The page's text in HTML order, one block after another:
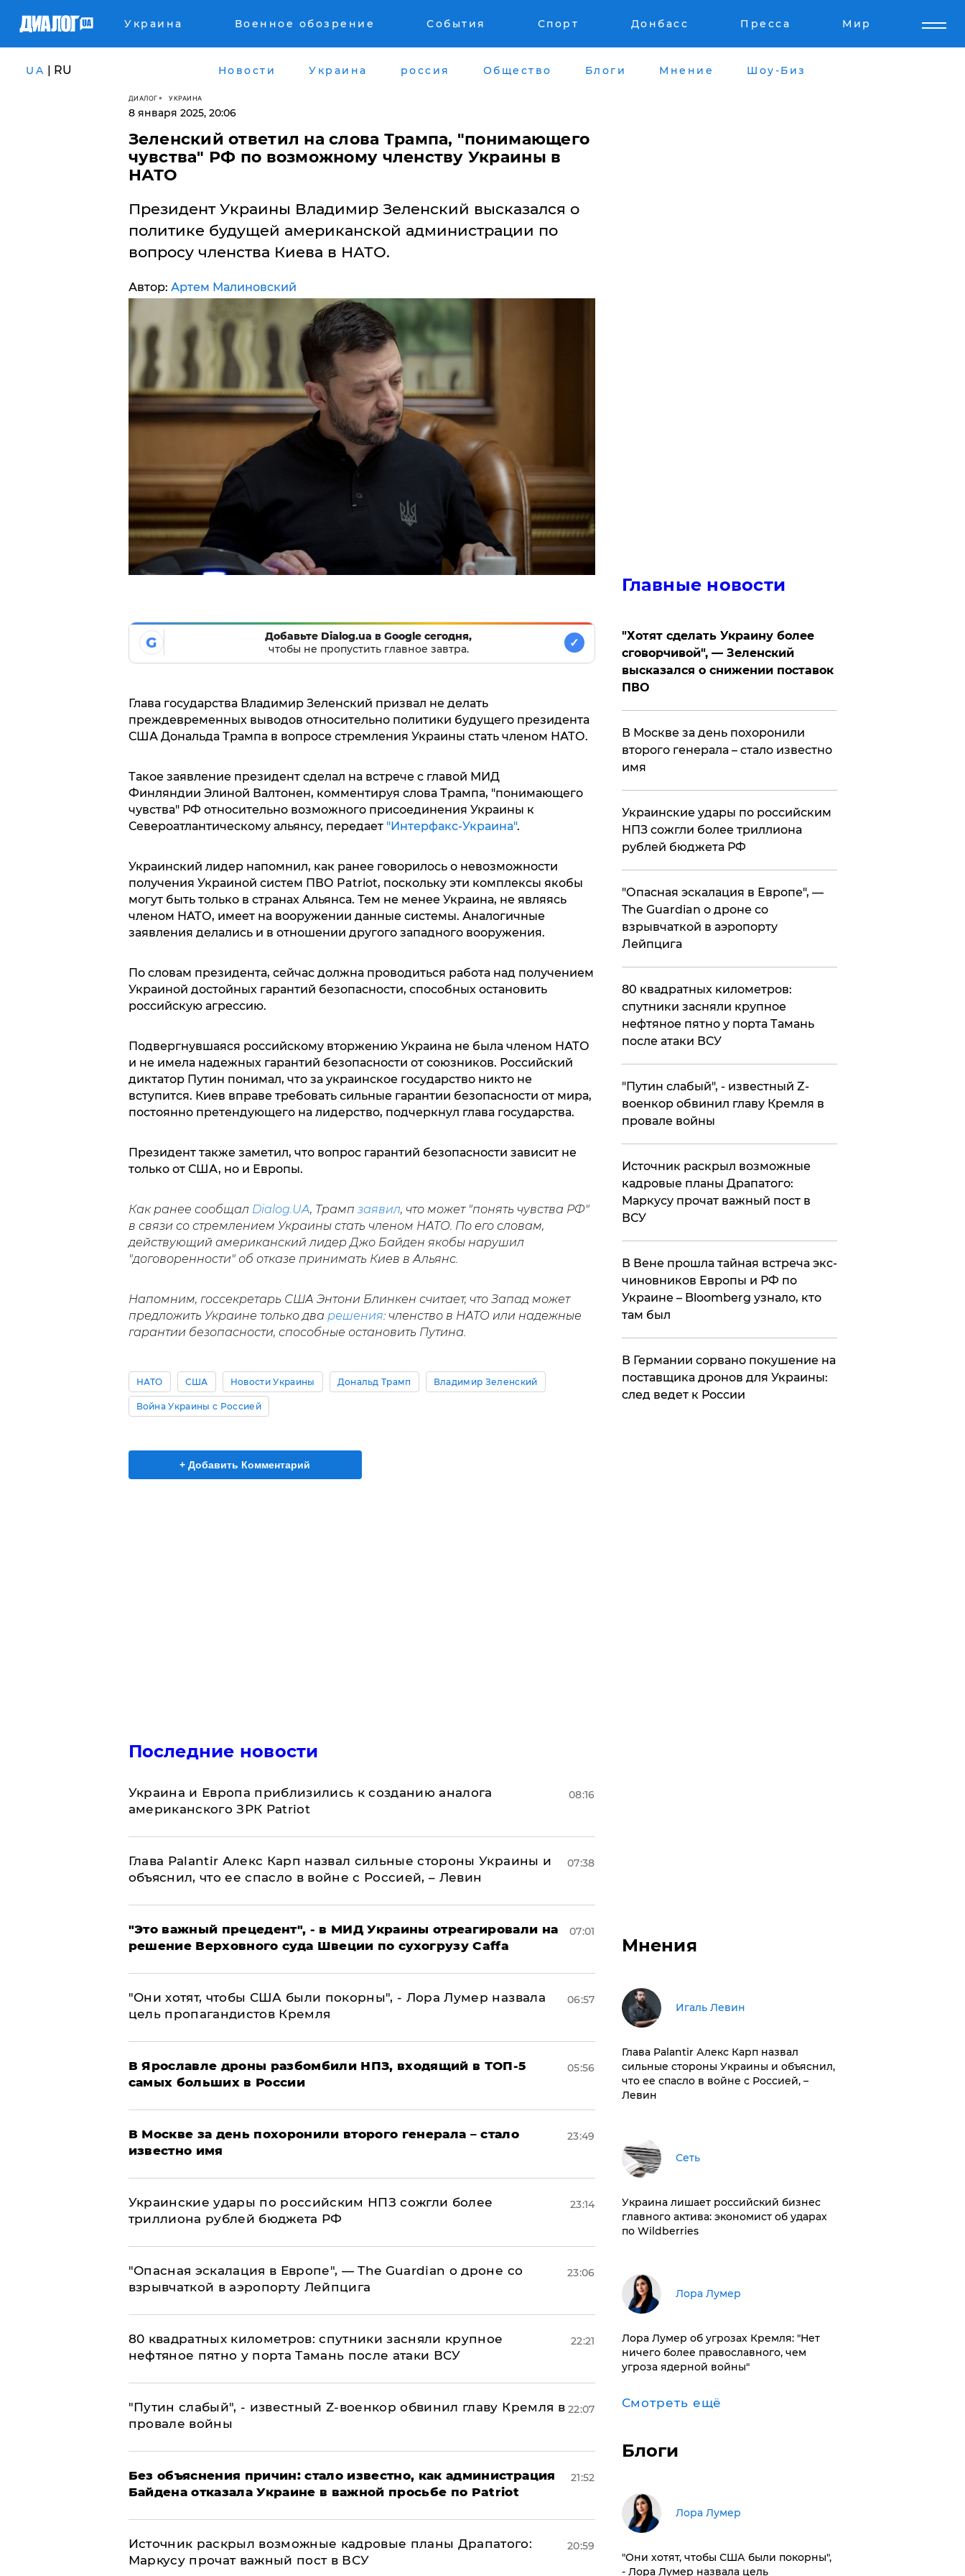
Украина Военное обозрение События Спорт Донбасс Пресса Мир
UA | RU Новости Украина россия Общество Блоги Мнение Шоу-Биз
ДИАЛОГ УКРАИНА
8 января 2025, 20:06
Зеленский ответил на слова Трампа, "понимающего
чувства" РФ по возможному членству Украины в
НАТО
Президент Украины Владимир Зеленский высказался о
политике будущей американской администрации по
вопросу членства Киева в НАТО.
Автор: Артем Малиновский
G
Добавьте Dialog.ua в Google сегодня,
чтобы не пропустить главное завтра.
✓
Глава государства Владимир Зеленский призвал не делать
преждевременных выводов относительно политики будущего президента
США Дональда Трампа в вопросе стремления Украины стать членом НАТО.
Такое заявление президент сделал на встрече с главой МИД
Финляндии Элиной Валтонен, комментируя слова Трампа, "понимающего
чувства" РФ относительно возможного присоединения Украины к
Североатлантическому альянсу, передает "Интерфакс-Украина".
Украинский лидер напомнил, как ранее говорилось о невозможности
получения Украиной систем ПВО Patriot, поскольку эти комплексы якобы
могут быть только в странах Альянса. Тем не менее Украина, не являясь
членом НАТО, имеет на вооружении данные системы. Аналогичные
заявления делались и в отношении другого западного вооружения.
По словам президента, сейчас должна проводиться работа над получением
Украиной достойных гарантий безопасности, способных остановить
российскую агрессию.
Подвергнувшаяся российскому вторжению Украина не была членом НАТО
и не имела надежных гарантий безопасности от союзников. Российский
диктатор Путин понимал, что за украинское государство никто не
вступится. Киев вправе требовать сильные гарантии безопасности от мира,
постоянно претендующего на лидерство, подчеркнул глава государства.
Президент также заметил, что вопрос гарантий безопасности зависит не
только от США, но и Европы.
Как ранее сообщал Dialog.UA, Трамп заявил, что может "понять чувства РФ"
в связи со стремлением Украины стать членом НАТО. По его словам,
действующий американский лидер Джо Байден якобы нарушил
"договоренности" об отказе принимать Киев в Альянс.
Напомним, госсекретарь США Энтони Блинкен считает, что Запад может
предложить Украине только два решения: членство в НАТО или надежные
гарантии безопасности, способные остановить Путина.
НАТО США Новости Украины Дональд Трамп Владимир Зеленский
Война Украины с Россией
+ Добавить Комментарий
Последние новости
Украина и Европа приблизились к созданию аналога
американского ЗРК Patriot
08:16
Глава Palantir Алекс Карп назвал сильные стороны Украины и
объяснил, что ее спасло в войне с Россией, – Левин
07:38
"Это важный прецедент", - в МИД Украины отреагировали на
решение Верховного суда Швеции по сухогрузу Caffa
07:01
"Они хотят, чтобы США были покорны", - Лора Лумер назвала
цель пропагандистов Кремля
06:57
В Ярославле дроны разбомбили НПЗ, входящий в ТОП-5
самых больших в России
05:56
В Москве за день похоронили второго генерала – стало
известно имя
23:49
Украинские удары по российским НПЗ сожгли более
триллиона рублей бюджета РФ
23:14
"Опасная эскалация в Европе", — The Guardian о дроне со
взрывчаткой в аэропорту Лейпцига
23:06
80 квадратных километров: спутники засняли крупное
нефтяное пятно у порта Тамань после атаки ВСУ
22:21
​"Путин слабый", - известный Z-военкор обвинил главу Кремля в
провале войны
22:07
Без объяснения причин: стало известно, как администрация
Байдена отказала Украине в важной просьбе по Patriot
21:52
​Источник раскрыл возможные кадровые планы Драпатого:
Маркусу прочат важный пост в ВСУ
20:59
Главные новости
​"Хотят сделать Украину более
сговорчивой", — Зеленский
высказался о снижении поставок
ПВО
В Москве за день похоронили
второго генерала – стало известно
имя
Украинские удары по российским
НПЗ сожгли более триллиона
рублей бюджета РФ
"Опасная эскалация в Европе", —
The Guardian о дроне со
взрывчаткой в аэропорту
Лейпцига
80 квадратных километров:
спутники засняли крупное
нефтяное пятно у порта Тамань
после атаки ВСУ
​"Путин слабый", - известный Z-
военкор обвинил главу Кремля в
провале войны
​Источник раскрыл возможные
кадровые планы Драпатого:
Маркусу прочат важный пост в
ВСУ
В Вене прошла тайная встреча экс-
чиновников Европы и РФ по
Украине – Bloomberg узнало, кто
там был
​В Германии сорвано покушение на
поставщика дронов для Украины:
след ведет к России
Мнения
Игаль Левин
Глава Palantir Алекс Карп назвал
сильные стороны Украины и объяснил,
что ее спасло в войне с Россией, –
Левин
Сеть
​Украина лишает российский бизнес
главного актива: экономист об ударах
по Wildberries
​Лора Лумер
Лора Лумер об угрозах Кремля: "Нет
ничего более православного, чем
угроза ядерной войны"
Смотреть ещё
Блоги
​Лора Лумер
"Они хотят, чтобы США были покорны",
- Лора Лумер назвала цель